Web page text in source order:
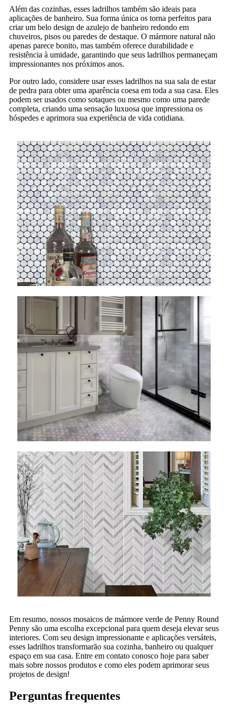
Além das cozinhas, esses ladrilhos também são ideais para
aplicações de banheiro. Sua forma única os torna perfeitos para
criar um belo design de azulejo de banheiro redondo em
chuveiros, pisos ou paredes de destaque. O mármore natural não
apenas parece bonito, mas também oferece durabilidade e
resistência à umidade, garantindo que seus ladrilhos permaneçam
impressionantes nos próximos anos.
Por outro lado, considere usar esses ladrilhos na sua sala de estar
de pedra para obter uma aparência coesa em toda a sua casa. Eles
podem ser usados ​​como sotaques ou mesmo como uma parede
completa, criando uma sensação luxuosa que impressiona os
hóspedes e aprimora sua experiência de vida cotidiana.
Em resumo, nossos mosaicos de mármore verde de Penny Round
Penny são uma escolha excepcional para quem deseja elevar seus
interiores. Com seu design impressionante e aplicações versáteis,
esses ladrilhos transformarão sua cozinha, banheiro ou qualquer
espaço em sua casa. Entre em contato conosco hoje para saber
mais sobre nossos produtos e como eles podem aprimorar seus
projetos de design!
Perguntas frequentes